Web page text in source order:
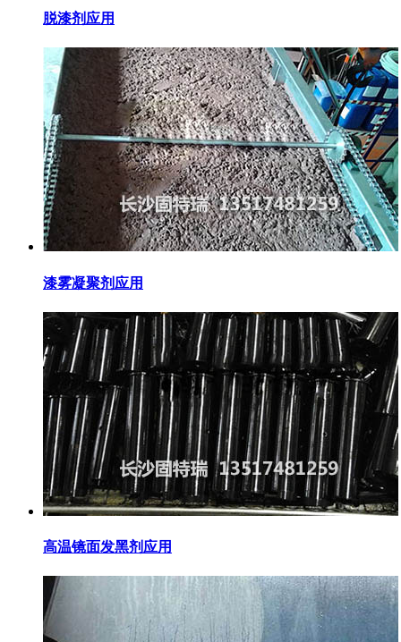
脱漆剂应用
漆雾凝聚剂应用
高温镜面发黑剂应用